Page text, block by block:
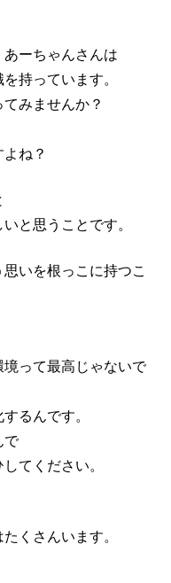
ーちゃんさんは
持っています。
みませんか？
ね？
と思うことです。
いを根っこに持つこ
って最高じゃないで
るんです。
で
てください。
くさんいます。